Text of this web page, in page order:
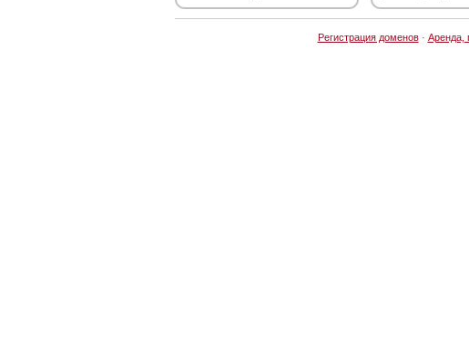
Регистрация доменов· Аренда,